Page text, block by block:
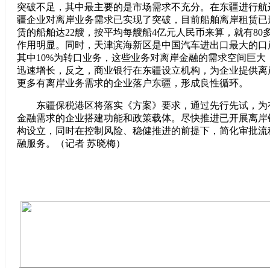
突破不足，其中最主要的是市场需求不充分。在东疆进行
疆企业对离岸业务需求已实现了突破，目前船舶离岸租赁
赁的船舶达22艘，按平均每艘船4亿元人民币来算，就有80
作用明显。同时，天津滨海新区是中国汽车进出口最大的
其中10%为转口业务，这些业务对离岸金融的需求空间巨
迅速增长，反之，商业银行在东疆设立机构，为企业提供
更多有离岸业务需求的企业落户东疆，形成良性循环。
东疆保税港区将落实《方案》要求，通过先行先试，为
金融需求的企业搭建功能和政策载体。尽快推进已开展离
构设立，同时在控制风险、稳健推进的前提下，简化审批
融服务。（记者 苏晓梅）